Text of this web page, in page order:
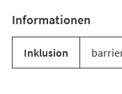
Informationen
Inklusion